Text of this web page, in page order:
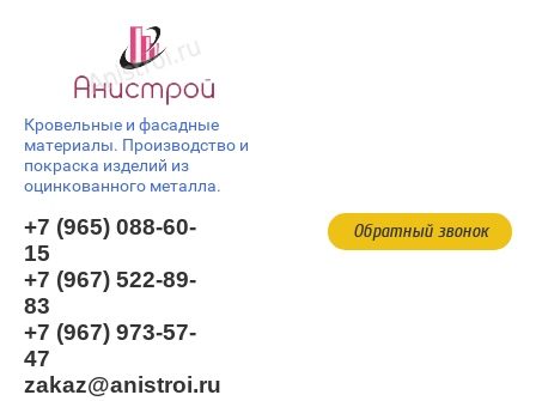
Кровельные и фасадные
материалы. Производство и
покраска изделий из
оцинкованного металла.
Обратный звонок
+7 (965) 088-60-
15
+7 (967) 522-89-
83
+7 (967) 973-57-
47
zakaz@anistroi.ru